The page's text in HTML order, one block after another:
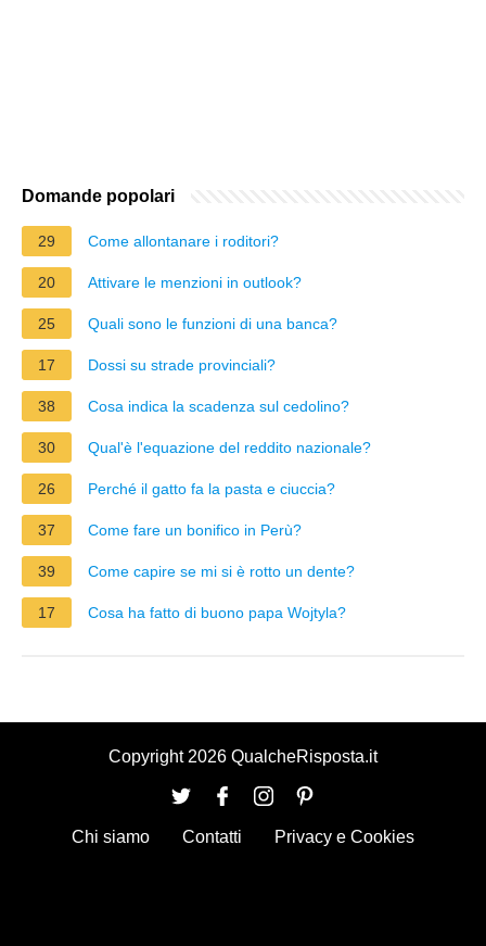
Domande popolari
29 Come allontanare i roditori?
20 Attivare le menzioni in outlook?
25 Quali sono le funzioni di una banca?
17 Dossi su strade provinciali?
38 Cosa indica la scadenza sul cedolino?
30 Qual'è l'equazione del reddito nazionale?
26 Perché il gatto fa la pasta e ciuccia?
37 Come fare un bonifico in Perù?
39 Come capire se mi si è rotto un dente?
17 Cosa ha fatto di buono papa Wojtyla?
Copyright 2026 QualcheRisposta.it
Chi siamo Contatti Privacy e Cookies